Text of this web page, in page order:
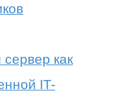
как
IT-